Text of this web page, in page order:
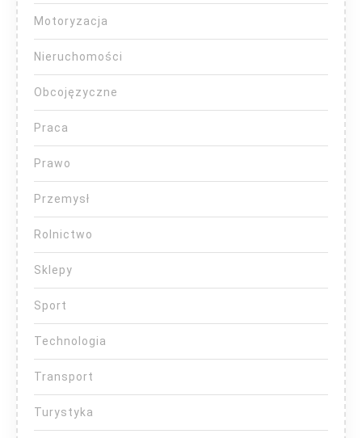
Motoryzacja
Nieruchomości
Obcojęzyczne
Praca
Prawo
Przemysł
Rolnictwo
Sklepy
Sport
Technologia
Transport
Turystyka